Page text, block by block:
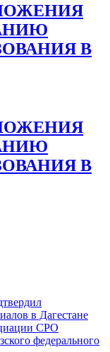
В
В
в Дагестане
СРО
федерального